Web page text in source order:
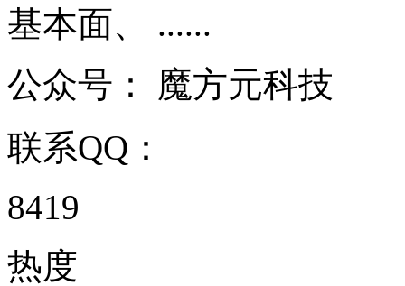
基本面、 ......
公众号： 魔方元科技
联系QQ：
8419
热度